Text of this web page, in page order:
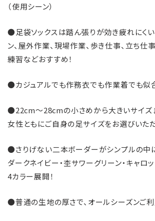
（使用シーン）
●足袋ソックスは踏ん張りが効き疲れにく
ン、屋外作業、現場作業、歩き仕事、立ち仕
練習などおすすめ！
●カジュアルでも作務衣でも作業着でも似
●22cm～28cmの小さめから大きいサイズ
女性ともにご自身の足サイズをお選びいた
●さりげない二本ボーダーがシンプルの中
ダークネイビー・杢サワーグリーン・キャロ
4カラー展開！
●普通の生地の厚さで、オールシーズンご利